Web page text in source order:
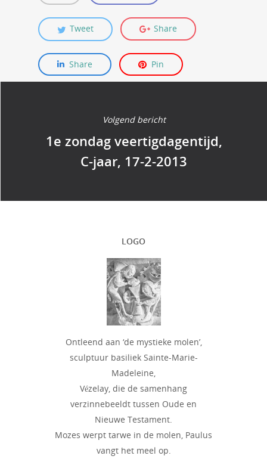
Tweet Share
Share Pin
Volgend bericht
1e zondag veertigdagentijd,
C-jaar, 17-2-2013
LOGO
Ontleend aan ‘de mystieke molen’,
sculptuur basiliek Sainte-Marie-
Madeleine,
Vézelay, die de samenhang
verzinnebeeldt tussen Oude en
Nieuwe Testament.
Mozes werpt tarwe in de molen, Paulus
vangt het meel op.